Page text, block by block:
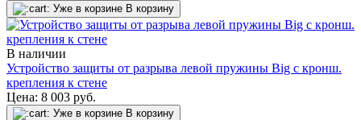
Уже в корзине В корзину
В наличии
Устройство защиты от разрыва левой пружины Big с кронш.
крепления к стене
Цена: 8 003 руб.
Уже в корзине В корзину